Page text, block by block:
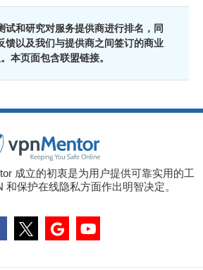
试和研究对服务提供商进行排名，同
馈以及我们与提供商之间签订的商业
本页面包含联盟链接。
成立的初衷是为用户提供可靠实用的工
和保护在线隐私方面作出明智决定。